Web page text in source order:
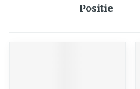
Sorteer op: